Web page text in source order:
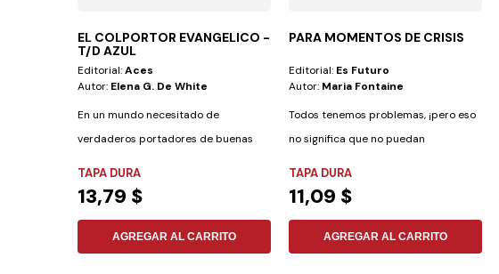
EL COLPORTOR EVANGELICO -
T/D AZUL
Editorial:Aces
Autor: Elena G. De White
En un mundo necesitado de
verdaderos portadores de buenas
TAPA DURA
13,79 $
AGREGAR AL CARRITO
PARA MOMENTOS DE CRISIS
Editorial: Es Futuro
Autor: Maria Fontaine
Todos tenemos problemas, ¡pero eso
no significa que no puedan
TAPA DURA
11,09 $
AGREGAR AL CARRITO